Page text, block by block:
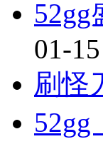
01-15
刷怪